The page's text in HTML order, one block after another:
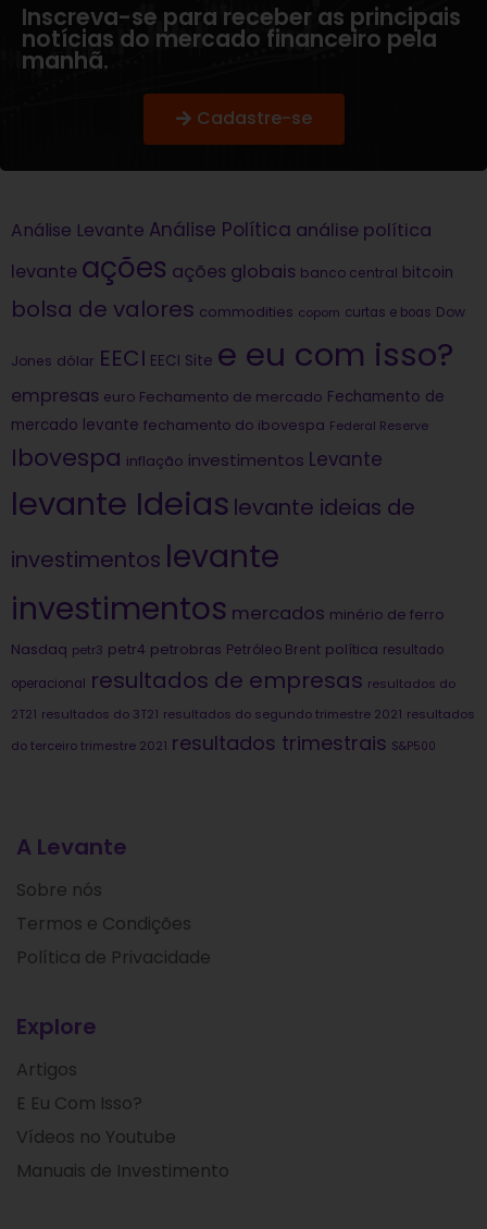
Inscreva-se para receber as principais
notícias do mercado financeiro pela
manhã.
Cadastre-se
Análise Levante Análise Política análise política
levante ações ações globais banco central bitcoin
bolsa de valores commodities copom curtas e boas Dow
Jones dólar EECI EECI Site e eu com isso?
empresas euro Fechamento de mercado Fechamento de
mercado levante fechamento do ibovespa Federal Reserve
Ibovespa inflação investimentos Levante
levante Ideias levante ideias de
investimentos levante
investimentos mercados minério de ferro
Nasdaq petr3 petr4 petrobras Petróleo Brent política resultado
operacional resultados de empresas resultados do
2T21 resultados do 3T21 resultados do segundo trimestre 2021 resultados
do terceiro trimestre 2021 resultados trimestrais S&P500
A Levante
Sobre nós
Termos e Condições
Política de Privacidade
Explore
Artigos
E Eu Com Isso?
Vídeos no Youtube
Manuais de Investimento